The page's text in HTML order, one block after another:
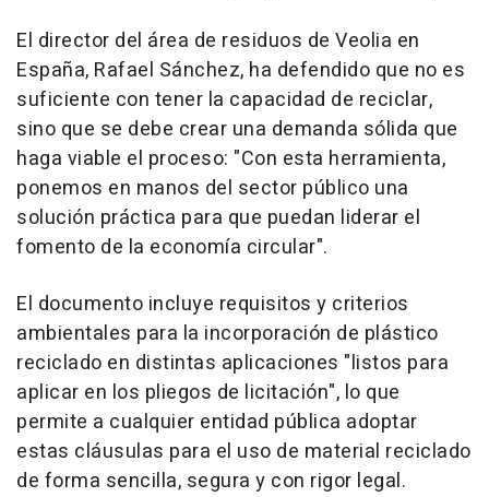
El director del área de residuos de Veolia en
España, Rafael Sánchez, ha defendido que no es
suficiente con tener la capacidad de reciclar,
sino que se debe crear una demanda sólida que
haga viable el proceso: "Con esta herramienta,
ponemos en manos del sector público una
solución práctica para que puedan liderar el
fomento de la economía circular".
El documento incluye requisitos y criterios
ambientales para la incorporación de plástico
reciclado en distintas aplicaciones "listos para
aplicar en los pliegos de licitación", lo que
permite a cualquier entidad pública adoptar
estas cláusulas para el uso de material reciclado
de forma sencilla, segura y con rigor legal.